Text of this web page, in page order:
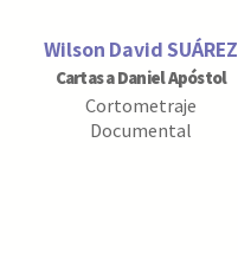
Wilson David SUÁREZ
Cartas a Daniel Apóstol
Cortometraje
Documental